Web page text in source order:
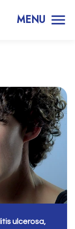
MENU
ulcerosa,